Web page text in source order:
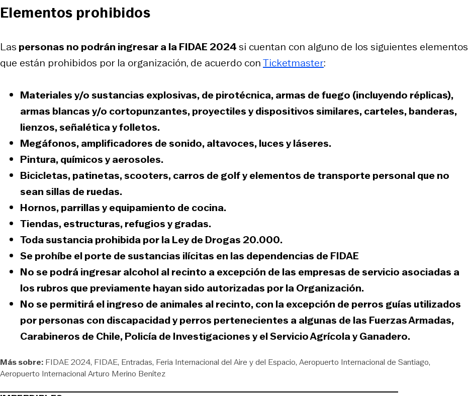
Elementos prohibidos
Las personas no podrán ingresar a la FIDAE 2024si cuentan con alguno de los siguientes elementos
que están prohibidos por la organización, de acuerdo conTicketmaster:
Materiales y/o sustancias explosivas, de pirotécnica, armas de fuego (incluyendo réplicas),
armas blancas y/o cortopunzantes, proyectiles y dispositivos similares, carteles, banderas,
lienzos, señalética y folletos.
Megáfonos, amplificadores de sonido, altavoces, luces y láseres.
Pintura, químicos y aerosoles.
Bicicletas, patinetas, scooters, carros de golf y elementos de transporte personal que no
sean sillas de ruedas.
Hornos, parrillas y equipamiento de cocina.
Tiendas, estructuras, refugios y gradas.
Toda sustancia prohibida por laLey de Drogas 20.000.
Se prohíbe el porte de sustancias ilícitas en las dependencias de FIDAE
No se podrá ingresar alcohol al recinto a excepción de las empresas de servicio asociadas a
los rubros que previamente hayan sido autorizadas por la Organización.
No se permitirá el ingreso de animales al recinto, con la excepción de perros guías utilizados
por personas con discapacidad y perros pertenecientes a algunas de las Fuerzas Armadas,
Carabineros de Chile, Policía de Investigaciones y el Servicio Agrícola y Ganadero.
Más sobre: FIDAE 2024 FIDAE Entradas Feria Internacional del Aire y del Espacio Aeropuerto Internacional de Santiago
Aeropuerto Internacional Arturo Merino Benítez